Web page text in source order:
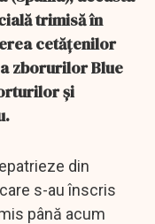
trimisă în
cetăţenilor
zborurilor Blue
şi
din
s-au înscris
până acum